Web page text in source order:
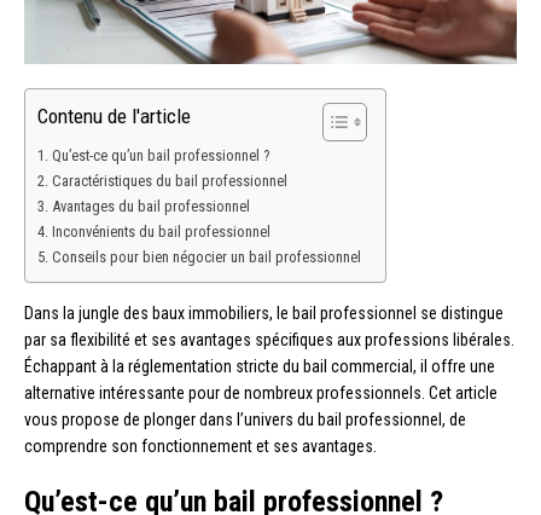
Contenu de l'article
Qu’est-ce qu’un bail professionnel ?
Caractéristiques du bail professionnel
Avantages du bail professionnel
Inconvénients du bail professionnel
Conseils pour bien négocier un bail professionnel
Dans la jungle des baux immobiliers, le bail professionnel se distingue
par sa flexibilité et ses avantages spécifiques aux professions libérales.
Échappant à la réglementation stricte du bail commercial, il offre une
alternative intéressante pour de nombreux professionnels. Cet article
vous propose de plonger dans l’univers du bail professionnel, de
comprendre son fonctionnement et ses avantages.
Qu’est-ce qu’un bail professionnel ?